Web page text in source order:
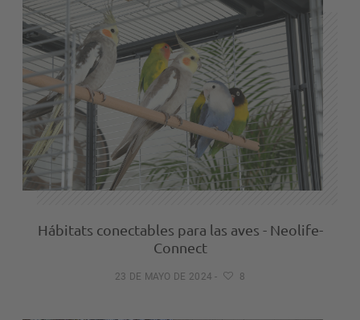
Hábitats conectables para las aves - Neolife-
Connect
23 DE MAYO DE 2024 - 8